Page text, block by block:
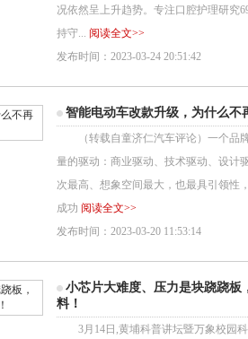
况依然呈上升趋势。专注口腔护理研
持守... 阅读全文>>
发布时间：2023-03-24 20:51:42
智能电动车改款升级，为什么不
（转载自童济仁汽车评论）一个品
量的驱动：商业驱动、技术驱动、设计
次最高、想象空间最大，也最具引领性
成功 阅读全文>>
发布时间：2023-03-20 11:53:14
小芯片大难度、压力是块跷跷板
料！
3月14日,黄埔科普讲坛暨万象校园科